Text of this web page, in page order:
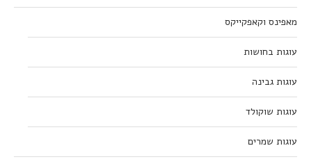
מאפינס וקאפקייקס
עוגות בחושות
עוגות גבינה
עוגות שוקולד
עוגות שמרים